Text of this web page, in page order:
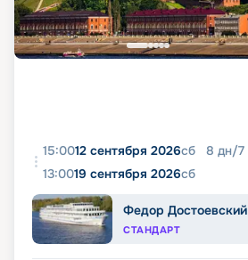
15:0012 сентября 2026сб 8 дн/7
13:0019 сентября 2026сб
Федор Достоевский
СТАНДАРТ